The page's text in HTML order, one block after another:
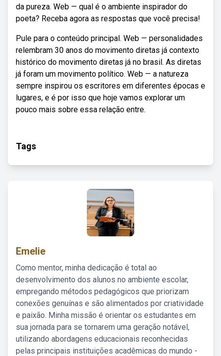
da pureza. Web — qual é o ambiente inspirador do
poeta? Receba agora as respostas que você precisa!
Pule para o conteúdo principal. Web — personalidades
relembram 30 anos do movimento diretas já contexto
histórico do movimento diretas já no brasil. As diretas
já foram um movimento político. Web — a natureza
sempre inspirou os escritores em diferentes épocas e
lugares, e é por isso que hoje vamos explorar um
pouco mais sobre essa relação entre.
Tags
Emelie
Como mentor, minha dedicação é total ao
desenvolvimento dos alunos no ambiente escolar,
empregando métodos pedagógicos que priorizam
conexões genuínas e são alimentados por criatividade
e paixão. Minha missão é orientar os estudantes em
sua jornada para se tornarem uma geração notável,
utilizando abordagens educacionais reconhecidas
pelas principais instituições acadêmicas do mundo -